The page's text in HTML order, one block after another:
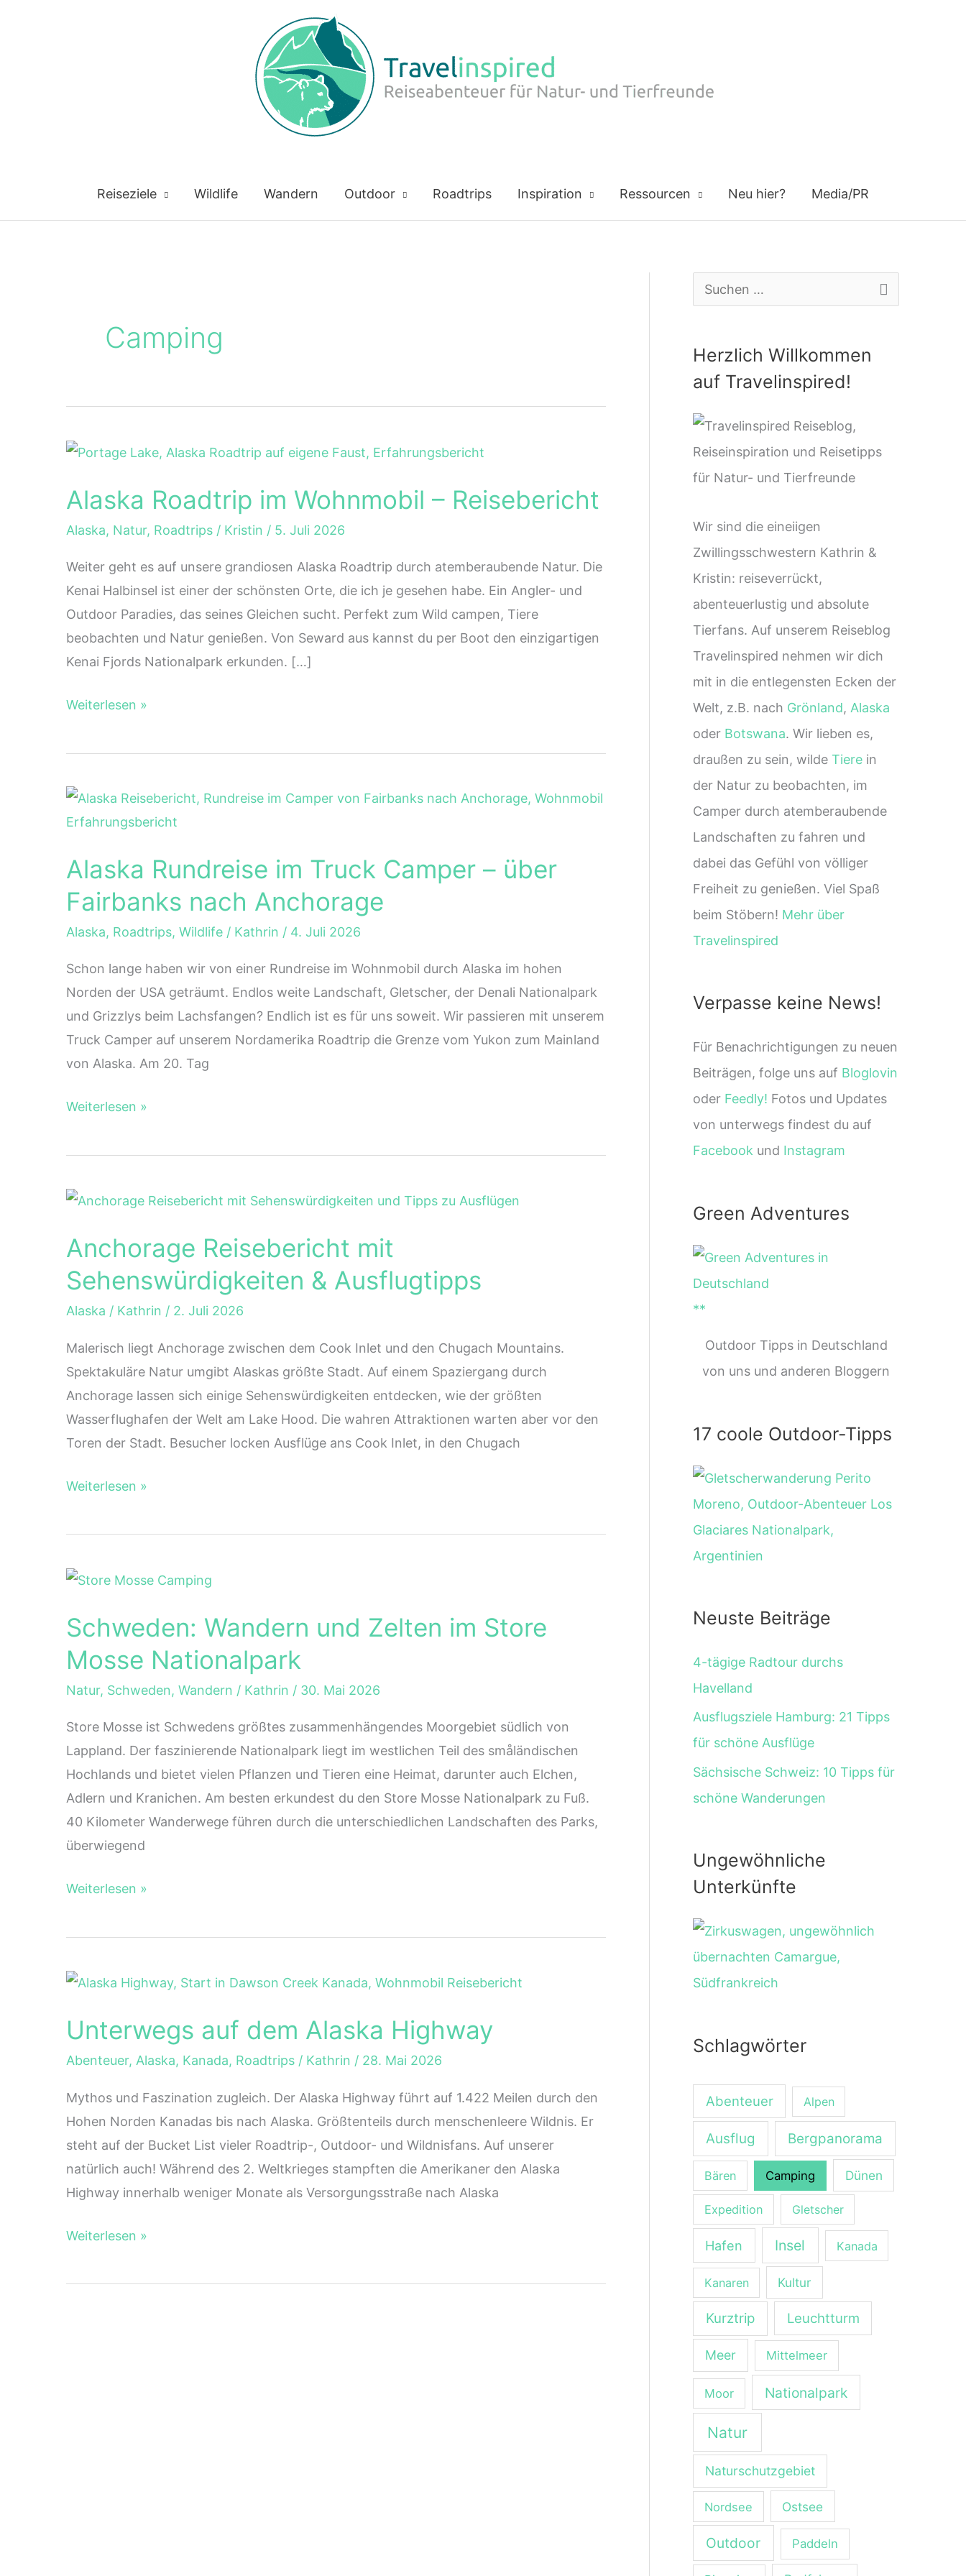
Reiseziele Wildlife Wandern Outdoor Roadtrips Inspiration Ressourcen Neu hier? Media/PR
Camping
Alaska Roadtrip im Wohnmobil – Reisebericht
Alaska, Natur, Roadtrips / Kristin / 5. Juli 2026
Weiter geht es auf unsere grandiosen Alaska Roadtrip durch atemberaubende Natur. Die
Kenai Halbinsel ist einer der schönsten Orte, die ich je gesehen habe. Ein Angler- und
Outdoor Paradies, das seines Gleichen sucht. Perfekt zum Wild campen, Tiere
beobachten und Natur genießen. Von Seward aus kannst du per Boot den einzigartigen
Kenai Fjords Nationalpark erkunden. […]
Alaska
im
–
Reisebericht
Weiterlesen »
Alaska Rundreise im Truck Camper – über
Fairbanks nach Anchorage
Alaska, Roadtrips, Wildlife / Kathrin / 4. Juli 2026
Schon lange haben wir von einer Rundreise im Wohnmobil durch Alaska im hohen
Norden der USA geträumt. Endlos weite Landschaft, Gletscher, der Denali Nationalpark
und Grizzlys beim Lachsfangen? Endlich ist es für uns soweit. Wir passieren mit unserem
Truck Camper auf unserem Nordamerika Roadtrip die Grenze vom Yukon zum Mainland
von Alaska. Am 20. Tag
Alaska
im
Camper
über
Fairbanks
Anchorage
Weiterlesen »
Anchorage Reisebericht mit
Sehenswürdigkeiten & Ausflugtipps
Alaska / Kathrin / 2. Juli 2026
Malerisch liegt Anchorage zwischen dem Cook Inlet und den Chugach Mountains.
Spektakuläre Natur umgibt Alaskas größte Stadt. Auf einem Spaziergang durch
Anchorage lassen sich einige Sehenswürdigkeiten entdecken, wie der größten
Wasserflughafen der Welt am Lake Hood. Die wahren Attraktionen warten aber vor den
Toren der Stadt. Besucher locken Ausflüge ans Cook Inlet, in den Chugach
Anchorage
mit
&
Weiterlesen »
Schweden: Wandern und Zelten im Store
Mosse Nationalpark
Natur, Schweden, Wandern / Kathrin / 30. Mai 2026
Store Mosse ist Schwedens größtes zusammenhängendes Moorgebiet südlich von
Lappland. Der faszinierende Nationalpark liegt im westlichen Teil des småländischen
Hochlands und bietet vielen Pflanzen und Tieren eine Heimat, darunter auch Elchen,
Adlern und Kranichen. Am besten erkundest du den Store Mosse Nationalpark zu Fuß.
40 Kilometer Wanderwege führen durch die unterschiedlichen Landschaften des Parks,
überwiegend
Schweden:
und
im
Mosse
Nationalpark
Weiterlesen »
Unterwegs auf dem Alaska Highway
Abenteuer, Alaska, Kanada, Roadtrips / Kathrin / 28. Mai 2026
Mythos und Faszination zugleich. Der Alaska Highway führt auf 1.422 Meilen durch den
Hohen Norden Kanadas bis nach Alaska. Größtenteils durch menschenleere Wildnis. Er
steht auf der Bucket List vieler Roadtrip-, Outdoor- und Wildnisfans. Auf unserer
natürlich auch! Während des 2. Weltkrieges stampften die Amerikaner den Alaska
Highway innerhalb weniger Monate als Versorgungsstraße nach Alaska
Unterwegs
dem
Weiterlesen »
u
h
e
n
Herzlich Willkommen
auf Travelinspired!
Wir sind die eineiigen
Zwillingsschwestern Kathrin &
Kristin: reiseverrückt,
abenteuerlustig und absolute
Tierfans. Auf unserem Reiseblog
Travelinspired nehmen wir dich
mit in die entlegensten Ecken der
Welt, z.B. nach Grönland, Alaska
oder Botswana. Wir lieben es,
draußen zu sein, wilde Tiere in
der Natur zu beobachten, im
Camper durch atemberaubende
Landschaften zu fahren und
dabei das Gefühl von völliger
Freiheit zu genießen. Viel Spaß
beim Stöbern! Mehr über
Travelinspired
Verpasse keine News!
Für Benachrichtigungen zu neuen
Beiträgen, folge uns auf Bloglovin
oder Feedly! Fotos und Updates
von unterwegs findest du auf
Facebook und Instagram
Green Adventures
Outdoor Tipps in Deutschland
von uns und anderen Bloggern
17 coole Outdoor-Tipps
Neuste Beiträge
4-tägige Radtour durchs
Havelland
Ausflugsziele Hamburg: 21 Tipps
für schöne Ausflüge
Sächsische Schweiz: 10 Tipps für
schöne Wanderungen
Ungewöhnliche
Unterkünfte
Schlagwörter
Abenteuer Alpen
Ausflug Bergpanorama
Bären Camping Dünen
Expedition Gletscher
Hafen Insel Kanada
Kanaren Kultur
Kurztrip Leuchtturm
Meer Mittelmeer
Moor Nationalpark
Natur
Naturschutzgebiet
Nordsee Ostsee
Outdoor Paddeln